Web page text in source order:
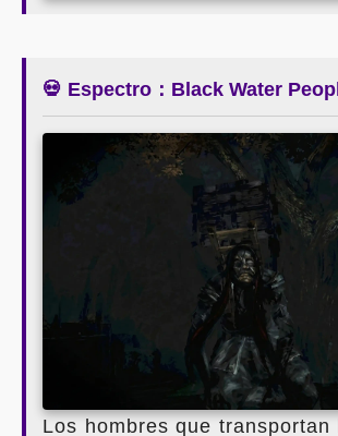
💀 Espectro：Black Water
Los hombres que transportan